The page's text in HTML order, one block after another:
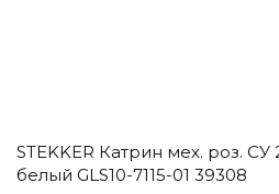
STEKKER Катрин мех. роз. СУ
белый GLS10-7115-01 39308